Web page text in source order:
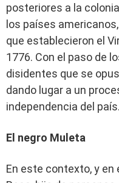
posteriores a la
los países
que establecieron el
1776. Con el paso de
disidentes que se
dando lugar a un
independencia del país.
El negro Muleta
En este contexto, y en